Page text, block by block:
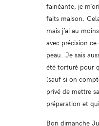
fainéante, je
faits maison.
mais j’ai au
avec précision
peau. Je sais
été torturé pour
(sauf si on
privé de mettre
préparation et
Bon dimanche